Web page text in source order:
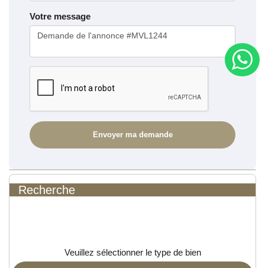
Votre message
Recherche
Veuillez sélectionner le type de bien